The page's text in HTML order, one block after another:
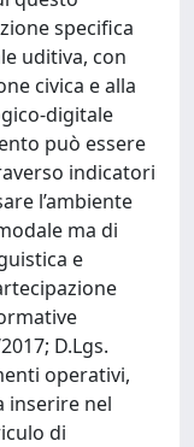
specifica
uditiva, con
civica e alla
digitale
può essere
indicatori
l’ambiente
ma di
e
D.Lgs.
operativi,
inserire nel
di